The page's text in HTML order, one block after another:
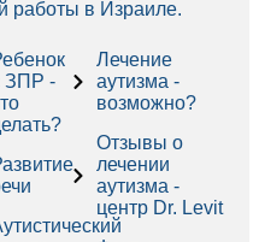
работы в Израиле.
ЗПР -
Лечение
аутизма -
возможно?
Отзывы о
лечении
аутизма -
центр Dr. Levit